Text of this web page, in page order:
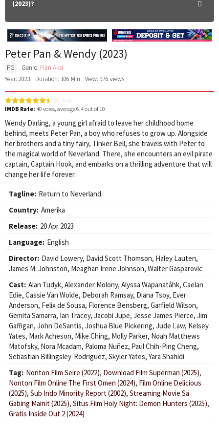
(2023)?
Peter Pan & Wendy (2023)
PG Genre: Film Aksi
Year: 2023
Duration: 106 Min View: 976 views
IMDB Rate: 40 votes, average6.4out of 10
Wendy Darling, a young girl afraid to leave her childhood home
behind, meets Peter Pan, a boy who refuses to grow up. Alongside
her brothers and a tiny fairy, Tinker Bell, she travels with Peter to
the magical world of Neverland. There, she encounters an evil pirate
captain, Captain Hook, and embarks on a thrilling adventure that will
change her life forever.
Tagline: Return to Neverland.
Country: Amerika
Release: 20 Apr 2023
Language: English
Director: David Lowery, David Scott Thomson, Haley Lauten,
James M. Johnston, Meaghan Irene Johnson, Walter Gasparovic
Cast: Alan Tudyk, Alexander Molony, Alyssa Wapanatâhk, Caelan
Edie, Cassie Van Wolde, Deborah Ramsay, Diana Tsoy, Ever
Anderson, Felix de Sousa, Florence Bensberg, Garfield Wilson,
Gemita Samarra, Ian Tracey, Jacobi Jupe, Jesse James Pierce, Jim
Gaffigan, John DeSantis, Joshua Blue Pickering, Jude Law, Kelsey
Yates, Mark Acheson, Mike Ching, Molly Parker, Noah Matthews
Matofsky, Nora Mcadam, Paloma Nuñez, Paul Chih-Ping Cheng,
Sebastian Billingsley-Rodriguez, Skyler Yates, Yara Shahidi
Tag: Nonton Film Seire (2022), Download Film Superman (2025),
Nonton Film Online The First Omen (2024), Film Online Delicious
(2025), Sub Indo Minority Report (2002), Streaming Movie Sa
Gabing Mainit (2025), Situs Film Holy Night: Demon Hunters (2025),
Gratis Inside Out 2 (2024)